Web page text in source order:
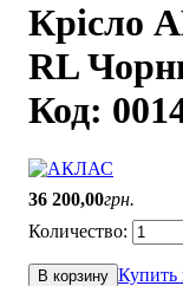
Крісло
RL
Код:
36 200,00грн.
В корзину Купить